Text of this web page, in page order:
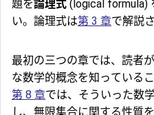
題を論理式 (logical formula)
い。論理式は第 3 章で解説
最初の三つの章では、読者
な数学的概念を知っている
第 8 章では、そういった数
し、無限集合に関する性質